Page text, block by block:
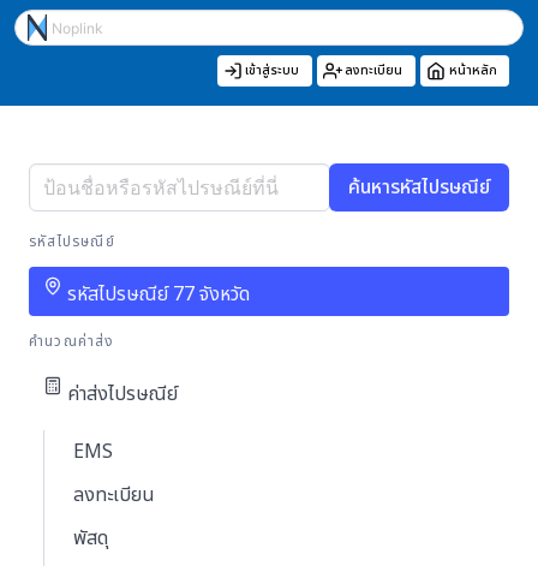
เข้าสู่ระบบ ลงทะเบียน หน้าหลัก
ค้นหารหัสไปรษณีย์
รหัสไปรษณีย์
รหัสไปรษณีย์ 77 จังหวัด
คำนวณค่าส่ง
ค่าส่งไปรษณีย์
EMS
ลงทะเบียน
พัสดุ